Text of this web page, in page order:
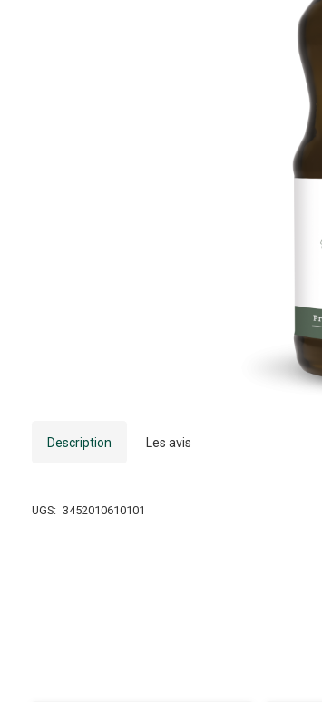
Description Les avis
UGS: 3452010610101